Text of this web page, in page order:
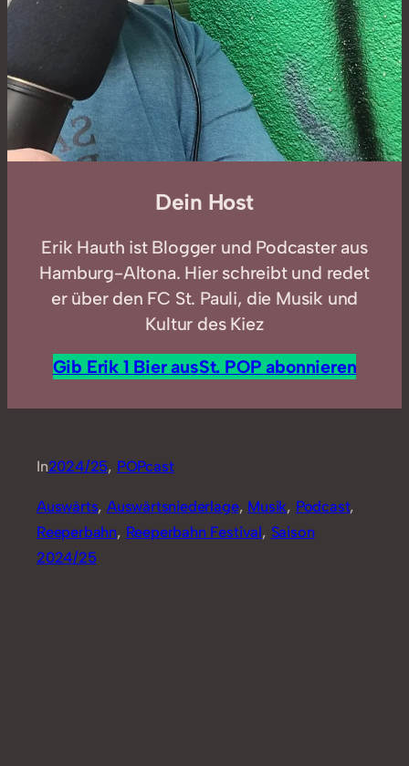
Dein Host
Erik Hauth ist Blogger und Podcaster aus
Hamburg-Altona. Hier schreibt und redet
er über den FC St. Pauli, die Musik und
Kultur des Kiez
Gib Erik 1 Bier ausSt. POP abonnieren
In2024/25, POPcast
Auswärts, Auswärtsniederlage, Musik, Podcast
Reeperbahn, Reeperbahn Festival, Saison
2024/25